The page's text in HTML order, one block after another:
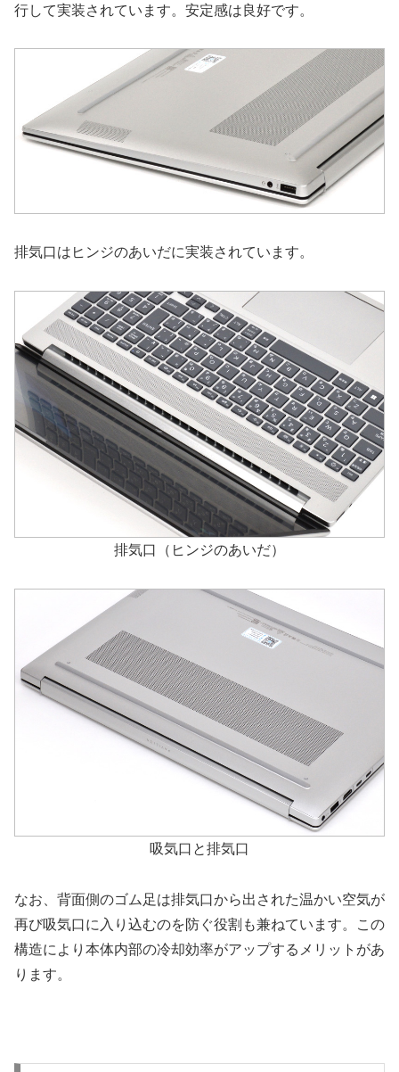
行して実装されています。安定感は良好です。
排気口はヒンジのあいだに実装されています。
排気口（ヒンジのあいだ）
吸気口と排気口
なお、背面側のゴム足は排気口から出された温かい空気が
再び吸気口に入り込むのを防ぐ役割も兼ねています。この
構造により本体内部の冷却効率がアップするメリットがあ
ります。